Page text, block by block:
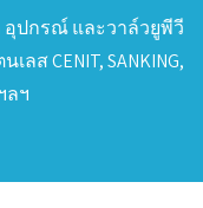
อุปกรณ์ และวาล์วยูพีวี
ลส CENIT, SANKING,
ลฯ